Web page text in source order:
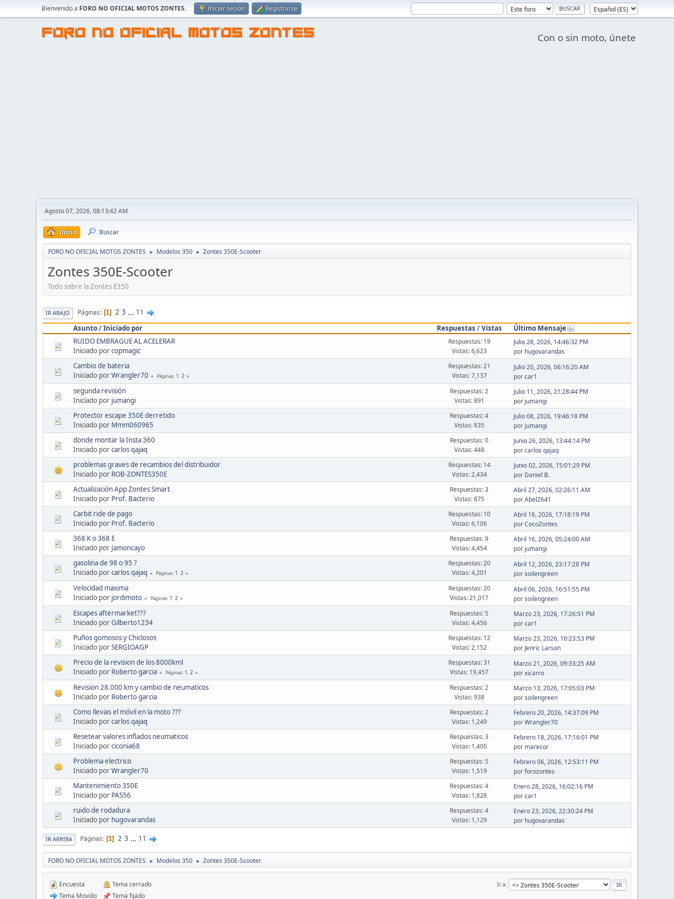
Bienvenido a FORO NO OFICIAL MOTOS ZONTES. Iniciar sesión Registrarse
FORO NO OFICIAL MOTOS ZONTES Con o sin moto, únete
Agosto 07, 2026, 08:13:42 AM
Inicio Buscar
FORO NO OFICIAL MOTOS ZONTES ► Modelos 350 ► Zontes 350E-Scooter
Zontes 350E-Scooter
Todo sobre la Zontes E350
IR ABAJO Páginas 1 2 3 ... 11
Asunto/Iniciado por Respuestas /Vistas
Último Mensaje
RUIDO EMBRAGUE AL ACELERAR
Iniciado porcopmagic
Respuestas: 19
Vistas: 6,623
Julio 28, 2026, 14:46:32 PM
por hugovarandas
Cambio de bateria
Iniciado porWrangler70 Páginas 1 2
Respuestas: 21
Vistas: 7,137
Julio 20, 2026, 06:16:20 AM
porcar1
segunda revisión
Iniciado por jumangi
Respuestas: 2
Vistas: 891
Julio 11, 2026, 21:28:44 PM
por jumangi
Protector escape 350E derretido
Iniciado por Mmm060965
Respuestas: 4
Vistas: 835
Julio 08, 2026, 19:46:18 PM
por jumangi
donde montar la Insta 360
Iniciado porcarlos qajaq
Respuestas: 0
Vistas: 448
Junio 26, 2026, 13:44:14 PM
porcarlos qajaq
problemas graves de recambios del distribuidor
Iniciado por ROB-ZONTES350E
Respuestas: 14
Vistas: 2,434
Junio 02, 2026, 15:01:29 PM
por Daniel B.
Actualización App Zontes Smart
Iniciado por Prof. Bacterio
Respuestas: 3
Vistas: 875
Abril 27, 2026, 02:26:11 AM
porAbel2641
Carbit ride de pago
Iniciado por Prof. Bacterio
Respuestas: 10
Vistas: 6,106
Abril 16, 2026, 17:18:19 PM
porCocoZontes
368 K o 368 E
Iniciado por Jamoncayo
Respuestas: 9
Vistas: 4,454
Abril 16, 2026, 05:24:00 AM
por jumangi
gasolina de 98 o 95 ?
Iniciado porcarlos qajaq Páginas 1 2
Respuestas: 20
Vistas: 4,201
Abril 12, 2026, 23:17:28 PM
porsoilengreen
Velocidad maxima
Iniciado por jordimoto Páginas 1 2
Respuestas: 20
Vistas: 21,017
Abril 06, 2026, 16:51:55 PM
porsoilengreen
Escapes aftermarket???
Iniciado porGilberto1234
Respuestas: 5
Vistas: 4,456
Marzo 23, 2026, 17:26:51 PM
porcar1
Puños gomosos y Chiclosos
Iniciado porSERGIOAGP
Respuestas: 12
Vistas: 2,152
Marzo 23, 2026, 16:23:53 PM
por Jenric Larson
Precio de la revision de los 8000kml
Iniciado por Roberto garcia Páginas 1 2
Respuestas: 31
Vistas: 19,457
Marzo 21, 2026, 09:33:25 AM
porxicarro
Revision 28.000 km y cambio de neumaticos
Iniciado por Roberto garcia
Respuestas: 2
Vistas: 938
Marzo 13, 2026, 17:05:03 PM
porsoilengreen
Como llevais el móvil en la moto ???
Iniciado porcarlos qajaq
Respuestas: 2
Vistas: 1,249
Febrero 20, 2026, 14:37:09 PM
porWrangler70
Resetear valores inflados neumaticos
Iniciado porciconia68
Respuestas: 3
Vistas: 1,400
Febrero 18, 2026, 17:16:01 PM
por marecor
Problema electrico
Iniciado porWrangler70
Respuestas: 5
Vistas: 1,519
Febrero 06, 2026, 12:53:11 PM
porforozontes
Mantenimiento 350E
Iniciado por PAS56
Respuestas: 4
Vistas: 1,828
Enero 28, 2026, 16:02:16 PM
porcar1
ruido de rodadura
Iniciado por hugovarandas
Respuestas: 4
Vistas: 1,129
Enero 23, 2026, 22:30:24 PM
por hugovarandas
IR ARRIBA Páginas 1 2 3 ... 11
FORO NO OFICIAL MOTOS ZONTES ► Modelos 350 ► Zontes 350E-Scooter
Ir a
Encuesta
Tema Movido
Tema cerrado
Tema fijado